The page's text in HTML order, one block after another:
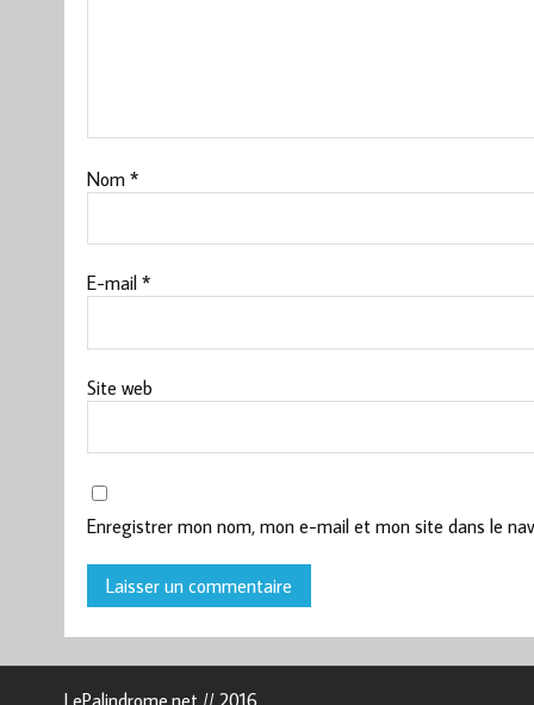
Nom *
E-mail *
Site web
Enregistrer mon nom, mon e-mail et mon site dans le
LePalindrome.net // 2016